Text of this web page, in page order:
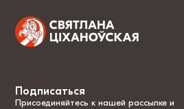
Подписаться
Присоединяйтесь к нашей рассылке и